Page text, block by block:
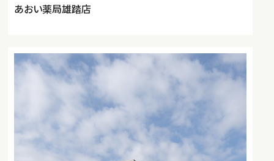
あおい薬局雄踏店